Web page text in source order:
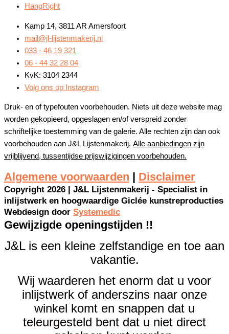
HangRight
Kamp 14, 3811 AR Amersfoort
mail@jl-lijstenmakerij.nl
033 - 46 19 321
06 - 44 32 28 04
KvK: 3104 2344
Volg ons op Instagram
Druk- en of typefouten voorbehouden. Niets uit deze website mag
worden gekopieerd, opgeslagen en/of verspreid zonder
schriftelijke toestemming van de galerie. Alle rechten zijn dan ook
voorbehouden aan J&L Lijstenmakerij. Alle aanbiedingen zijn
vrijblijvend, tussentijdse prijswijzigingen voorbehouden.
Algemene voorwaarden | Disclaimer
Copyright 2026 | J&L Lijstenmakerij - Specialist in
inlijstwerk en hoogwaardige Giclée kunstreproducties
Webdesign door Systemedic
Gewijzigde openingstijden !!
J&L is een kleine zelfstandige en toe aan
vakantie.
Wij waarderen het enorm dat u voor
inlijstwerk of anderszins naar onze
winkel komt en snappen dat u
teleurgesteld bent dat u niet direct